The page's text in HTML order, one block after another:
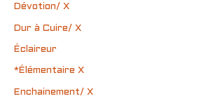
Dévotion/ X
Dur à Cuire/ X
Éclaireur
*Élémentaire X
Enchainement/ X